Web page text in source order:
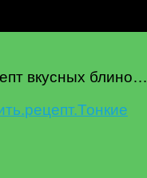
вкусных блино…
рецепт.Тонкие